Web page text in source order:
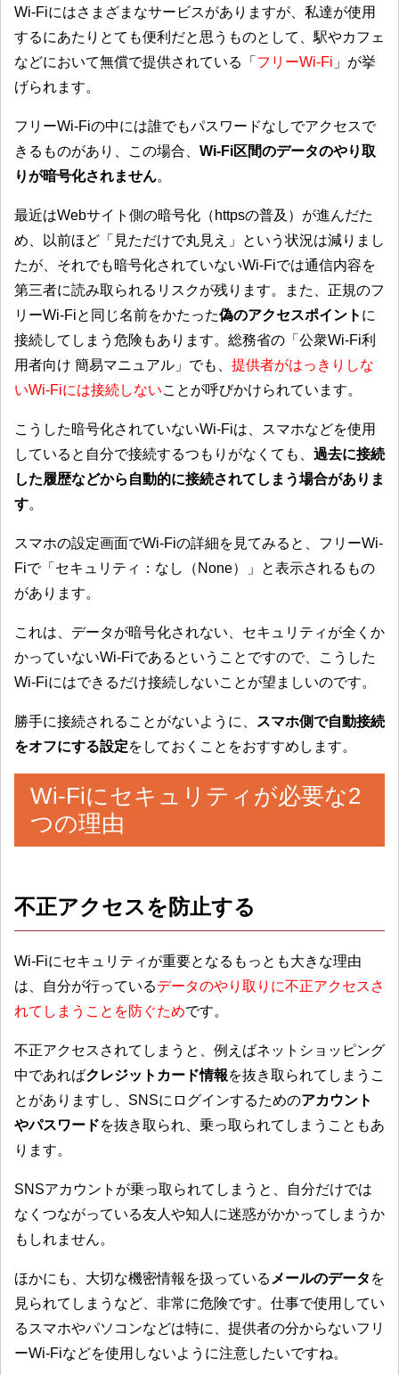
Wi-Fiにはさまざまなサービスがありますが、私達が使用
するにあたりとても便利だと思うものとして、駅やカフェ
などにおいて無償で提供されている「 フリーWi-Fi 」が挙
げられます。
フリーWi-Fiの中には誰でもパスワードなしでアクセスで
きるものがあり、この場合、 Wi-Fi区間のデータのやり取
りが暗号化されません。
最近はWebサイト側の暗号化（httpsの普及）が進んだた
め、以前ほど「見ただけで丸見え」という状況は減りまし
たが、それでも暗号化されていないWi-Fiでは通信内容を
第三者に読み取られるリスクが残ります。また、正規のフ
リーWi-Fiと同じ名前をかたった偽のアクセスポイント に
接続してしまう危険もあります。総務省の「公衆Wi-Fi利
用者向け 簡易マニュアル」でも、 提供者がはっきりしな
いWi-Fiには接続しないことが呼びかけられています。
こうした暗号化されていないWi-Fiは、スマホなどを使用
していると自分で接続するつもりがなくても、 過去に接続
した履歴などから自動的に接続されてしまう場合がありま
す。
スマホの設定画面でWi-Fiの詳細を見てみると、フリーWi-
Fiで「セキュリティ：なし（None）」と表示されるもの
があります。
これは、データが暗号化されない、セキュリティが全くか
かっていないWi-Fiであるということですので、こうした
Wi-Fiにはできるだけ接続しないことが望ましいのです。
勝手に接続されることがないように、 スマホ側で自動接続
をオフにする設定をしておくことをおすすめします。
Wi-Fiにセキュリティが必要な2
つの理由
不正アクセスを防止する
Wi-Fiにセキュリティが重要となるもっとも大きな理由
は、自分が行っているデータのやり取りに不正アクセスさ
れてしまうことを防ぐためです。
不正アクセスされてしまうと、例えばネットショッピング
中であればクレジットカード情報を抜き取られてしまうこ
とがありますし、SNSにログインするためのアカウント
やパスワードを抜き取られ、乗っ取られてしまうこともあ
ります。
SNSアカウントが乗っ取られてしまうと、自分だけでは
なくつながっている友人や知人に迷惑がかかってしまうか
もしれません。
ほかにも、大切な機密情報を扱っているメールのデータ を
見られてしまうなど、非常に危険です。仕事で使用してい
るスマホやパソコンなどは特に、提供者の分からないフリ
ーWi-Fiなどを使用しないように注意したいですね。